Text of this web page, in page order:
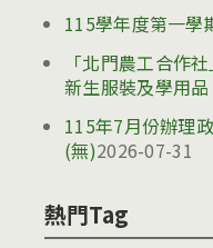
115學年度第一學
「北門農工合作
新生服裝及學用
115年7月份辦理
(無)2026-07-31
熱門Tag